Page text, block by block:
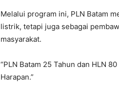
Melalui program ini, PLN Batam
listrik, tetapi juga sebagai
masyarakat.
“PLN Batam 25 Tahun dan HLN
Harapan.”